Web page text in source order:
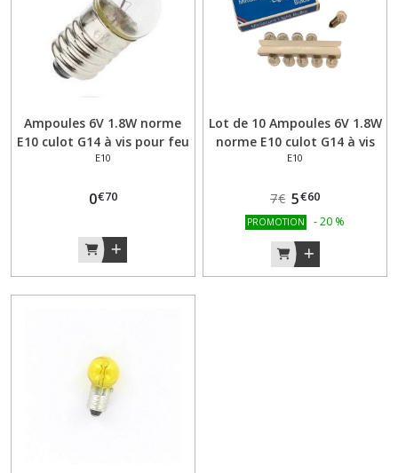
Ampoules 6V 1.8W norme
E10 culot G14 à vis pour feu
arrière mobylette
E10
0€70
Lot de 10 Ampoules 6V 1.8W
norme E10 culot G14 à vis
pour feu arrière mobylette
E10
7€ 5€60
PROMOTION -20 %
BA9S
(1)